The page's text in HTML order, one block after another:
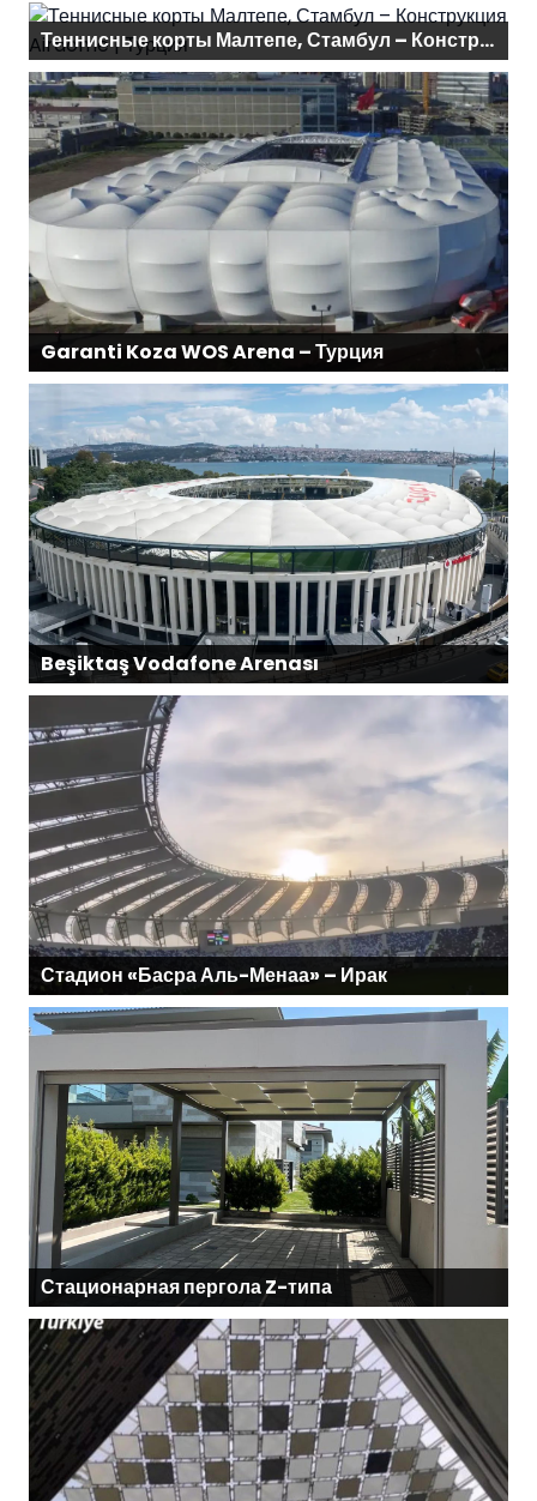
Теннисные корты Малтепе, Стамбул – Конструкция Airdome | Турция
Garanti Koza WOS Arena – Турция
Beşiktaş Vodafone Arenası
Стадион «Басра Аль-Менаа» – Ирак
Стационарная пергола Z-типа